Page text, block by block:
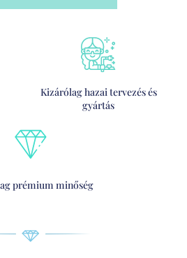
Kizárólag hazai tervezés és
gyártás
prémium minőség